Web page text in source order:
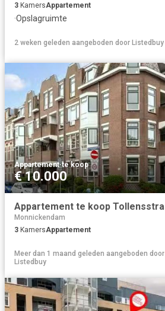
3 KamersAppartement
·Opslagruimte
2 weken geleden aangeboden door Listedbuy
Appartement·te koop
€ 10.000
Monnickendam
3 KamersAppartement
Meer dan 1 maand geleden aangeboden door
Listedbuy